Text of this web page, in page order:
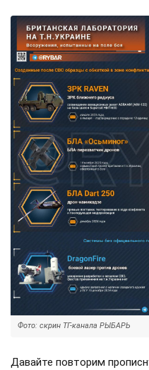
Фото: скрин ТГ-канала РЫБАРЬ
Давайте повторим